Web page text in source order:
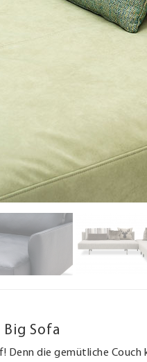
Sofa
Denn die gemütliche